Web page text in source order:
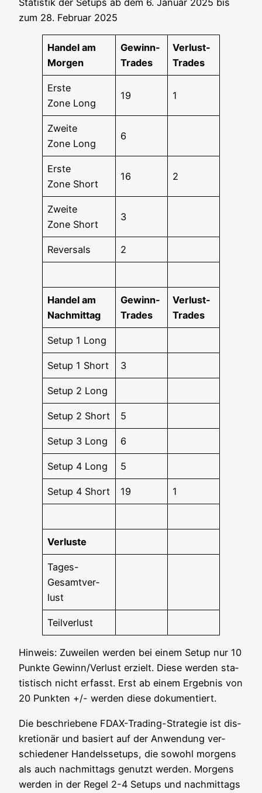
zum 28. Febru­ar 2025
Han­del am
Morgen
Gewinn-
Trades
Ver­lust-
Trades
Ers­te
Zone Long
19 1
Zwei­te
Zone Long
6
Ers­te
Zone Short
16 2
Zwei­te
Zone Short
3
Rever­sals 2
Han­del am
Nachmittag
Gewinn-
Trades
Ver­lust-
Trades
Set­up 1 Long
Set­up 1 Short 3
Set­up 2 Long
Set­up 2 Short 5
Set­up 3 Long 6
Set­up 4 Long 5
Set­up 4 Short 19 1
Ver­lus­te
Tages-
Gesamt­ver­
lust
Teil­ver­lust
Hin­weis: Zuwei­len wer­den bei einem Set­up nur 10
Punk­te Gewinn/Verlust erzielt. Die­se wer­den sta­
tis­tisch nicht erfasst. Erst ab einem Ergeb­nis von
20 Punk­ten +/- wer­den die­se dokumentiert.
Die beschrie­be­ne FDAX-Tra­ding-Stra­te­gie ist dis­
kre­tio­när und basiert auf der Anwen­dung ver­
schie­de­ner Han­dels­set­ups, die sowohl mor­gens
als auch nach­mit­tags genutzt wer­den. Mor­gens
wer­den in der Regel 2-4 Set­ups und nach­mit­tags